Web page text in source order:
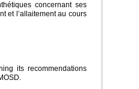
concernant ses
et l’allaitement au cours
its recommendations